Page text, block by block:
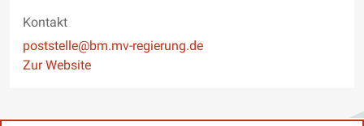
Kontakt
E-Mail
poststelle@bm.mv-regierung.de
Website
Zur Website